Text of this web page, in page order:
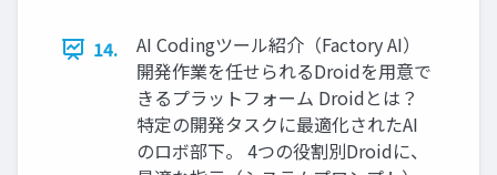
14.
AI Codingツール紹介（Factory AI）
開発作業を任せられるDroidを用意で
きるプラットフォーム Droidとは？
特定の開発タスクに最適化されたAI
のロボ部下。 4つの役割別Droidに、